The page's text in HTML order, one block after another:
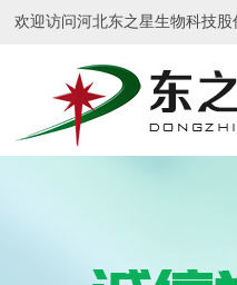
欢迎访问河北东之星生物科技股